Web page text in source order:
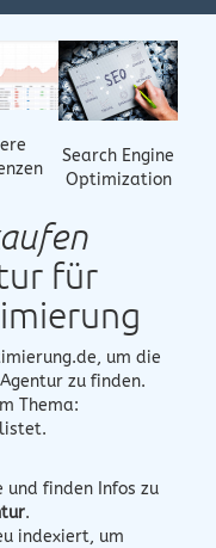
Search Engine
Optimization
für
, um die
zu finden.
Thema:
und finden Infos zu
.
indexiert, um